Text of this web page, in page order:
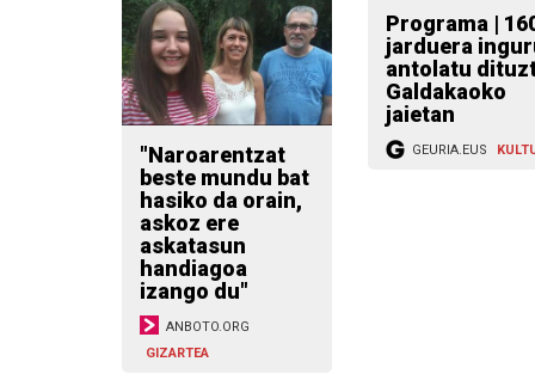
"Naroarentzat
beste mundu bat
hasiko da orain,
askoz ere
askatasun
handiagoa
izango du"
ANBOTO.ORG
GIZARTEA
Programa | 160
jarduera inguru
antolatu dituzte
Galdakaoko
jaietan
GEURIA.EUS